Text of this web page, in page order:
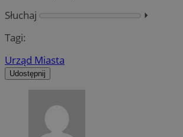
Słuchaj
⏵︎
Tagi:
Urząd Miasta
Udostępnij